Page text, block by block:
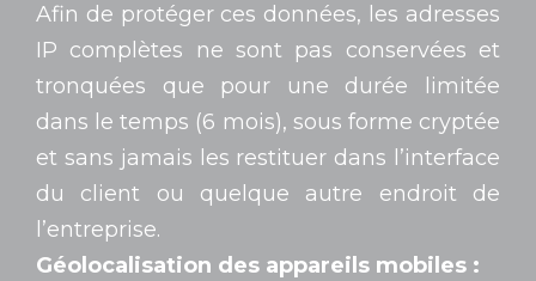
Afin de protéger ces données, les adresses
IP complètes ne sont pas conservées et
tronquées que pour une durée limitée
dans le temps (6 mois), sous forme cryptée
et sans jamais les restituer dans l’interface
du client ou quelque autre endroit de
l’entreprise.
Géolocalisation des appareils mobiles :